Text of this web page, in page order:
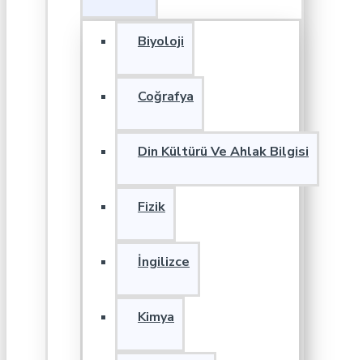
Biyoloji
Coğrafya
Din Kültürü Ve Ahlak Bilgisi
Fizik
İngilizce
Kimya